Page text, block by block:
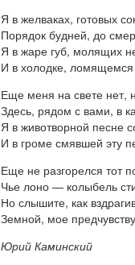
Я в желваках, готовых
Порядок будней, до
Я в жаре губ, молящих
И в холодке, ломящемся
Еще меня на свете нет,
Здесь, рядом с вами, в
Я в животворной песне
И в громе смявшей эту
Еще не разгорелся тот
Чье лоно — колыбель
Но слышите, как
Земной, мое
Юрий Каминский